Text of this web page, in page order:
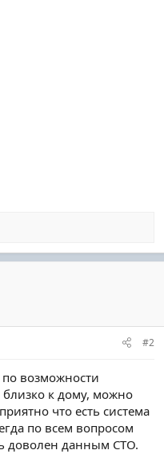
#2
возможности
к дому, можно
что есть система
по всем вопросом
доволен данным СТО.